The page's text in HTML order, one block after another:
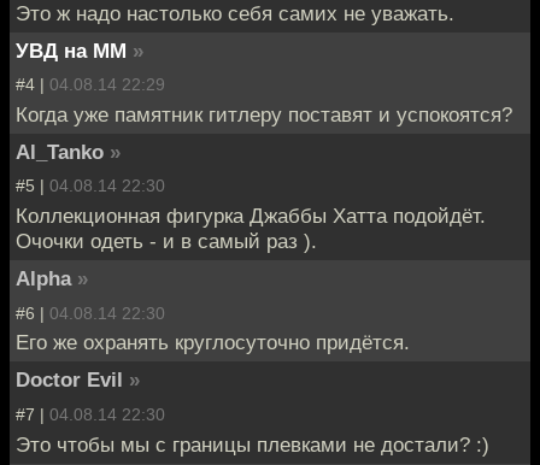
Это ж надо настолько себя самих не уважать.
УВД на ММ »
#4 | 04.08.14 22:29
Когда уже памятник гитлеру поставят и успокоятся?
Al_Tanko »
#5 | 04.08.14 22:30
Коллекционная фигурка Джаббы Хатта подойдёт.
Очочки одеть - и в самый раз ).
Alpha »
#6 | 04.08.14 22:30
Его же охранять круглосуточно придётся.
Doctor Evil »
#7 | 04.08.14 22:30
Это чтобы мы с границы плевками не достали? :)